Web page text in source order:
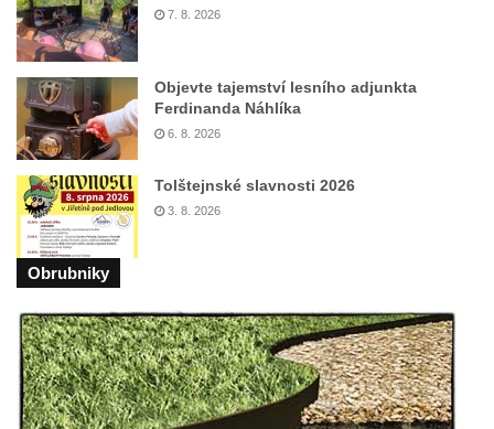
Pamětní deska arcibiskupa Micara ve
vstupu do poutního místa Římov
Plastika Koule v Gutenbergově ulici v
Liberci
Pamětní deska Vojtěcha Kocmicha na
domě čp. 37 v ulici Betlém v Římově
Pomník na paměť zrušení roboty v Plavu
Socha vodníka v Plavu
Socha svatého Jana Nepomuckého v
Třebušíně
Pamětní deska Johanna Nepomuka
Fischera na domě čp. 5/16 na třídě 9.
května v Rumburku
7. 8. 2026
Objevte tajemství lesního adjunkta
Ferdinanda Náhlíka
6. 8. 2026
Tolštejnské slavnosti 2026
3. 8. 2026
Obrubniky